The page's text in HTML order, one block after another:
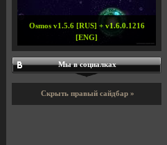
#6
Osmos v1.5.6 [RUS] + v1.6.0.1216
[ENG]
Мы в социалках
Скрыть правый сайдбар »